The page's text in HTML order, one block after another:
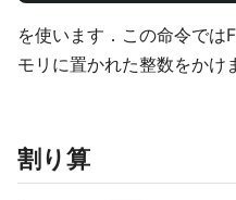
を使います．この命令では
モリに置かれた整数をかけ
割り算